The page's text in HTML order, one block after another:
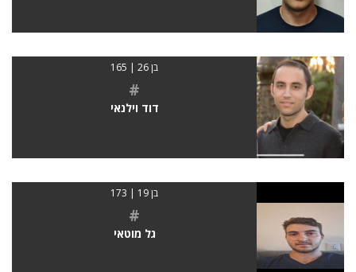
בן 26 | 165
#
דוד וילנאי
בן 19 | 173
#
גל מוטאי